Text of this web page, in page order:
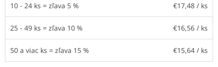
10 - 24 ks = zľava 5 % €17,48 / ks
25 - 49 ks = zľava 10 % €16,56 / ks
50 a viac ks = zľava 15 % €15,64 / ks